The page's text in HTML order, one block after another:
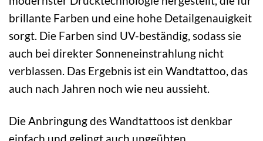
brillante Farben und eine hohe Detailgenauigkeit
sorgt. Die Farben sind UV-beständig, sodass sie
auch bei direkter Sonneneinstrahlung nicht
verblassen. Das Ergebnis ist ein Wandtattoo, das
auch nach Jahren noch wie neu aussieht.
Die Anbringung des Wandtattoos ist denkbar